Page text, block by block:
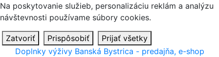
Na poskytovanie služieb, personalizáciu reklám a analýzu
návštevnosti používame súbory cookies.
Zatvoriť Prispôsobiť
Prijať všetky
Doplnky výživy Banská Bystrica - predajňa, e-shop